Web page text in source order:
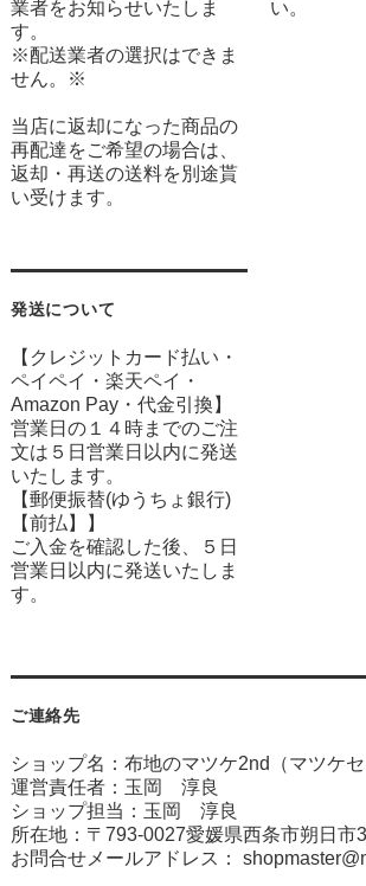
業者をお知らせいたしま
す。
※配送業者の選択はできま
せん。※
当店に返却になった商品の
再配達をご希望の場合は、
返却・再送の送料を別途貰
い受けます。
発送について
【クレジットカード払い・
ペイペイ・楽天ペイ・
Amazon Pay・ 代金引換】
営業日の１４時までのご注
文は５日営業日以内に発送
いたします。
【郵便振替(ゆうちょ銀行)
【前払】】
ご入金を確認した後、５日
営業日以内に発送いたしま
す。
い。
ご連絡先
ショップ名：布地のマツケ2nd（マツケセ
運営責任者：玉岡 淳良
ショップ担当：玉岡 淳良
所在地：〒793-0027愛媛県西条市朔日市
お問合せメールアドレス：